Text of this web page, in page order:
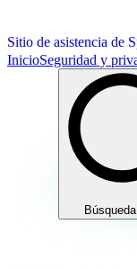
Sitio de asistencia de
InicioSeguridad y